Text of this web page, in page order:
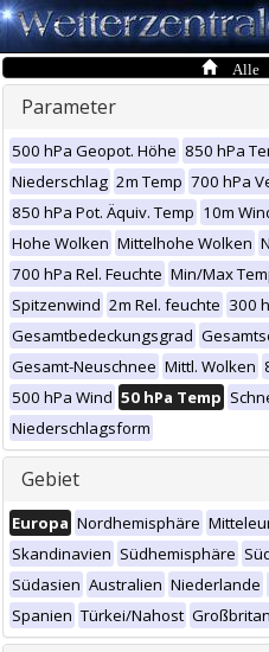
Alle
Parameter
500 hPa Geopot. Höhe 850 hPa
Niederschlag 2m Temp 700 hPa
850 hPa Pot. Äquiv. Temp 10m
Hohe Wolken Mittelhohe Wolken
700 hPa Rel. Feuchte Min/Max
Spitzenwind 2m Rel. feuchte 300
Gesamtbedeckungsgrad
Gesamt-Neuschnee Mittl. Wolken
500 hPa Wind 50 hPa Temp
Niederschlagsform
Gebiet
Europa Nordhemisphäre
Skandinavien Südhemisphäre
Südasien Australien Niederlande
Spanien Türkei/Nahost